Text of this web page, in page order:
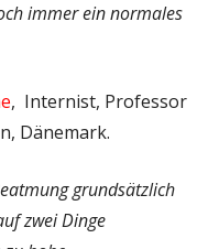
immer ein normales
, Internist, Professor
Dänemark.
grundsätzlich
zwei Dinge